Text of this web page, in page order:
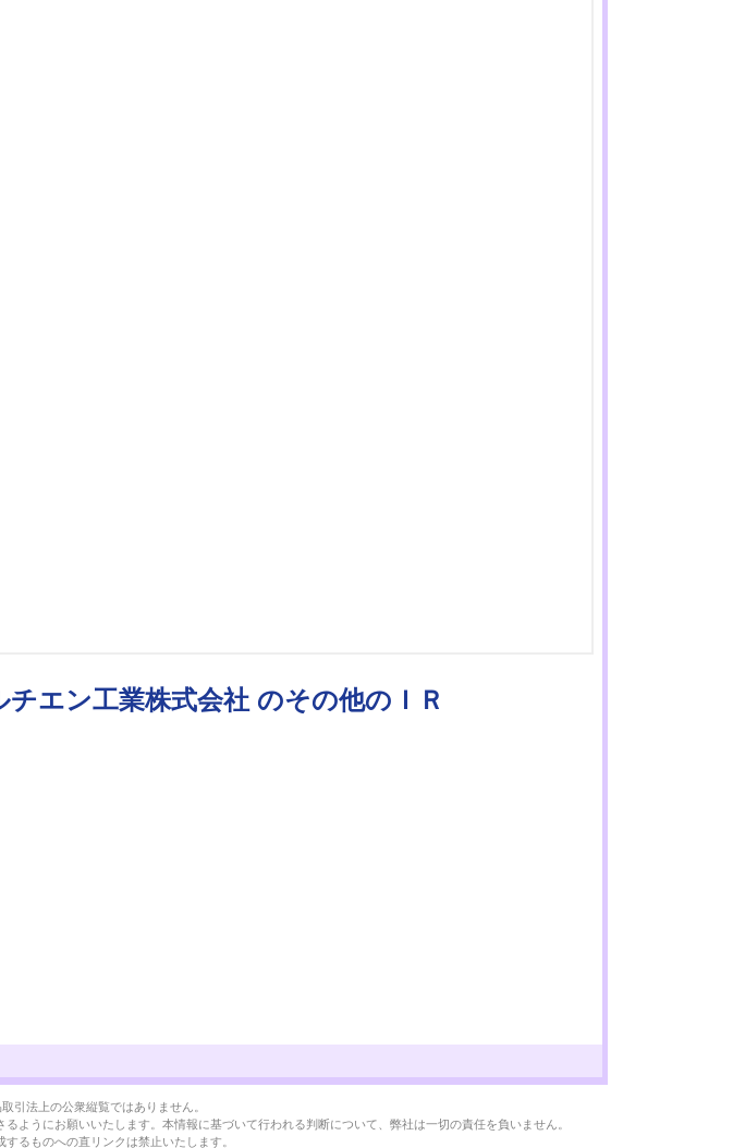
チエン工業株式会社 のその他のＩＲ
引法上の公衆縦覧ではありません。
ようにお願いいたします。本情報に基づいて行われる判断について、弊社は一切の責任を負いません。
るものへの直リンクは禁止いたします。